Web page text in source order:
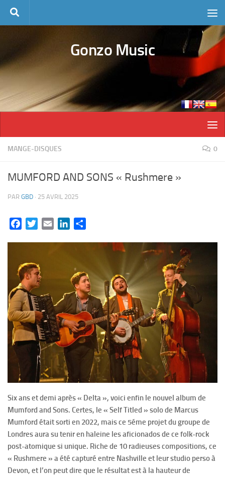
Skip to content
Gonzo Music
MANGE-DISQUES 0
MUMFORD AND SONS « Rushmere »
PAR GBD · 25 AVRIL 2025
FacebookTwitterEmail LinkedIn
Six ans et demi après « Delta », voici enfin le nouvel album de
Mumford and Sons. Certes, le « Self Titled » solo de Marcus
Mumford était sorti en 2022, mais ce 5éme projet du groupe de
Londres aura su tenir en haleine les aficionados de ce folk-rock
post-atomique si unique. Riche de 10 radieuses compositions, ce
« Rushmere » a été capturé entre Nashville et leur studio perso à
Devon, et l’on peut dire que le résultat est à la hauteur de